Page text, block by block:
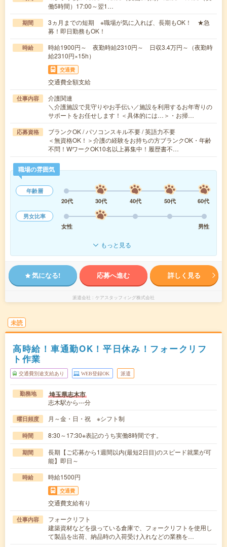
働5時間）17:00～翌1…
期間
3ヵ月までの短期 ※職場が気に入れば、長期もOK！ ★急
募！即日勤務もOK！
時給
時給1900円～ 夜勤時給2310円～ 日収3.4万円～（夜勤時
給2310円×15h）
交通費
交通費全額支給
仕事内容
介護関連
＼介護施設で見守りやお手伝い／施設を利用するお年寄りの
サポートをお任せします！＜具体的には…＞・お掃…
応募資格
ブランクOK / パソコンスキル不要 / 英語力不要
＜無資格OK！＞介護の経験をお持ちの方ブランクOK・年齢
不問！WワークOK10名以上募集中！履歴書不…
職場の雰囲気
年齢層
20代
30代 40代 50代
60代
男女比率
女性
男性
もっと見る
気になる! 応募へ進む 詳しく見る
派遣会社 ケアスタッフィング株式会社
未読
高時給！車通勤OK！平日休み！フォークリフ
ト作業
交通費別途支給あり WEB登録OK 派遣
勤務地 埼玉県志木市
志木駅から---分
曜日頻度 月～金・日・祝 ※シフト制
時間 8:30～17:30※表記のうち実働8時間です。
期間
長期【ご応募から1週間以内(最短2日目)のスピード就業が可
能】即日～
時給 時給1500円
交通費
交通費支給有り
仕事内容
フォークリフト
建築資材などを扱っている倉庫で、フォークリフトを使用し
て製品を出荷、納品時の入荷受け入れなどの業務を…